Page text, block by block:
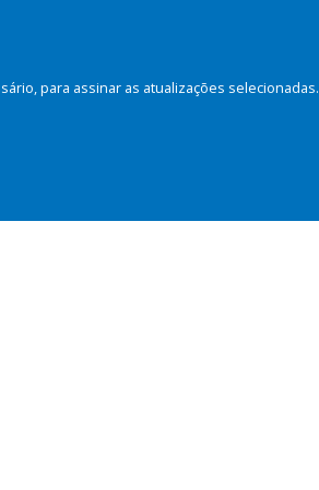
para assinar as atualizações selecionadas.